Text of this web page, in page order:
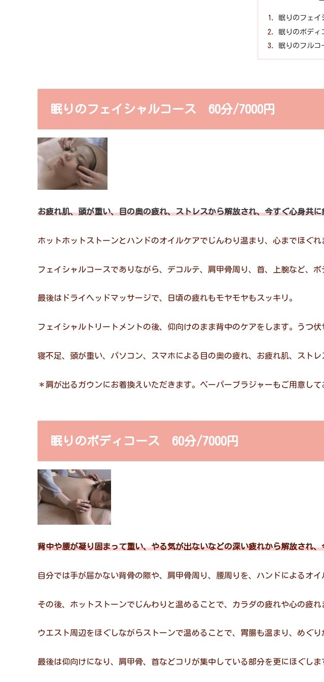
眠りのフェ
眠りのボデ
眠りのフル
眠りのフェイシャルコース 60分/7000円
お疲れ肌、頭が重い、目の奥の疲れ、ストレスから解放され、今すぐ心身共
ホットホットストーンとハンドのオイルケアでじんわり温まり、心までほぐれ
フェイシャルコースでありながら、デコルテ、肩甲骨周り、首、上腕など、
最後はドライヘッドマッサージで、日頃の疲れもモヤモヤもスッキリ。
フェイシャルトリートメントの後、仰向けのまま背中のケアをします。うつ
寝不足、頭が重い、パソコン、スマホによる目の奥の疲れ、お疲れ肌、スト
＊肩が出るガウンにお着換えいただきます。ペーパーブラジャーもご用意し
眠りのボディコース 60分/7000円
背中や腰が凝り固まって重い、やる気が出ないなどの深い疲れから解放され
自分では手が届かない背骨の際や、肩甲骨周り、腰周りを、ハンドによるオ
その後、ホットストーンでじんわりと温めることで、カラダの疲れや心の疲
ウエスト周辺をほぐしながらストーンで温めることで、胃腸も温まり、めぐり
最後は仰向けになり、肩甲骨、首などコリが集中している部分を更にほぐし